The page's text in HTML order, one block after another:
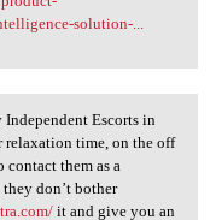
solution-...
Escorts in
relaxation time, on the off
contact them as a
don’t bother
it and give you an